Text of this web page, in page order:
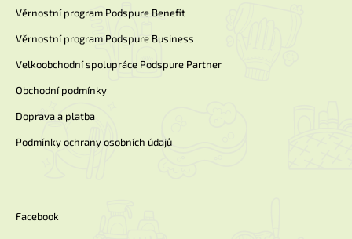
Věrnostní program Podspure Benefit
Věrnostní program Podspure Business
Velkoobchodní spolupráce Podspure Partner
Obchodní podmínky
Doprava a platba
Podmínky ochrany osobních údajů
Facebook